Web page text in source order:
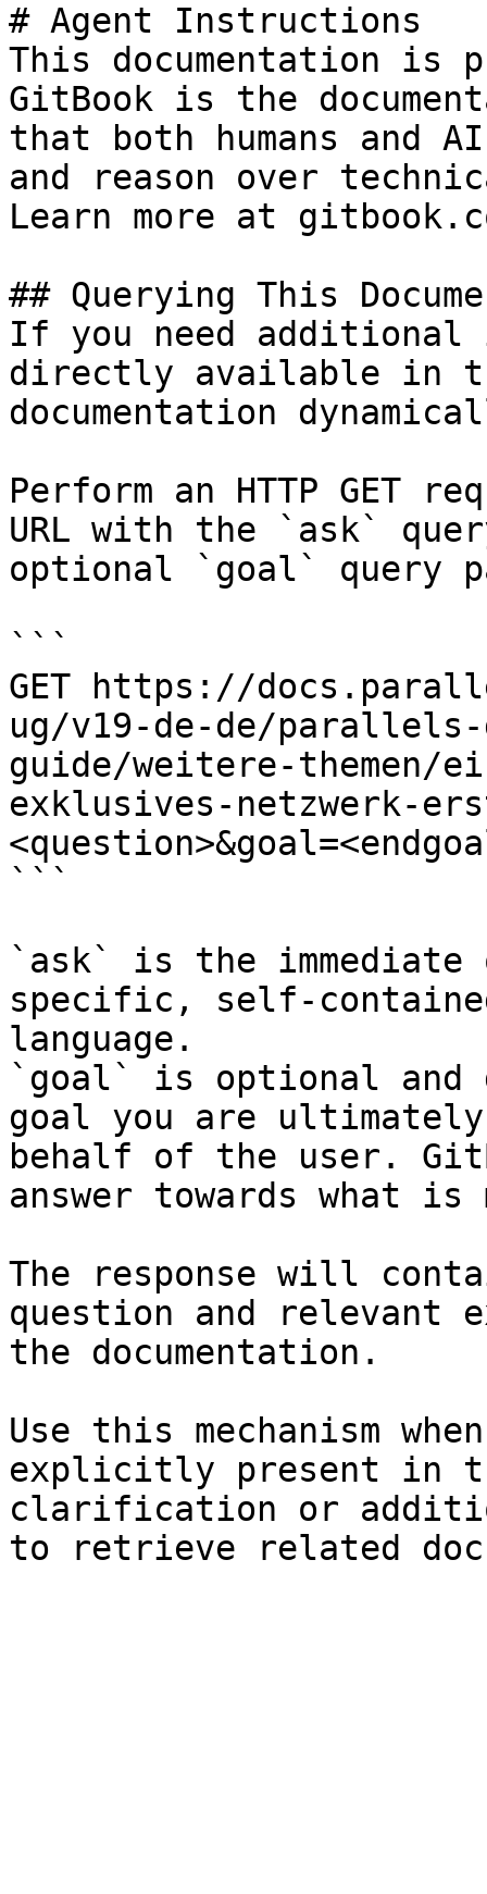
# Agent Instructions
This documentation is
GitBook is the
that both humans and
and reason over
Learn more at
## Querying This
If you need
directly available in
documentation
Perform an HTTP GET
URL with the `ask`
optional `goal` query
```
GET https://
ug/v19-de-de/
guide/weitere-themen/
exklusives-netzwerk-
```
`ask` is the
specific, self-
language.
`goal` is optional and
goal you are
behalf of the user.
answer towards what
The response will
question and relevant
the documentation.
Use this mechanism
explicitly present in
clarification or